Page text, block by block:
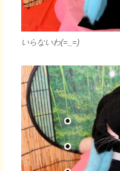
いらないわ(=_=)